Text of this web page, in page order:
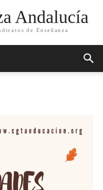
Andalucía
de Enseñanza